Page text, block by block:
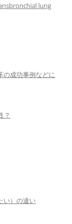
lung
の成功事例などに
？
い）の違い